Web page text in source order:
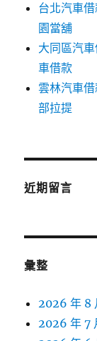
台北汽車
園當舖
大同區汽
車借款
雲林汽車
部拉提
近期留言
彙整
2026 年 8
2026 年 7